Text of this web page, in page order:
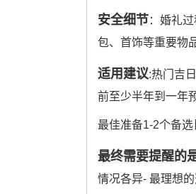
安全细节：婚礼
包、首饰等重要物
适用建议:热门吉
前至少半年到一年
最佳准备1-2个备选
最终需要提醒的
情况各异- 最理想